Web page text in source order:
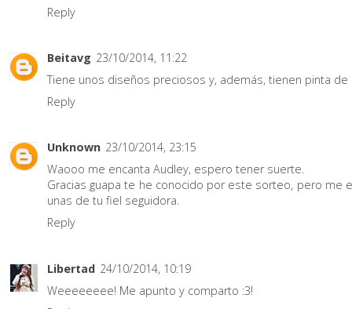
Reply
Beitavg 23/10/2014, 11:22
Tiene unos diseños preciosos y, además, tienen pinta
Reply
Unknown 23/10/2014, 23:15
Waooo me encanta Audley, espero tener suerte.
Gracias guapa te he conocido por este sorteo, pero me
unas de tu fiel seguidora.
Reply
Libertad 24/10/2014, 10:19
Weeeeeeee! Me apunto y comparto :3!